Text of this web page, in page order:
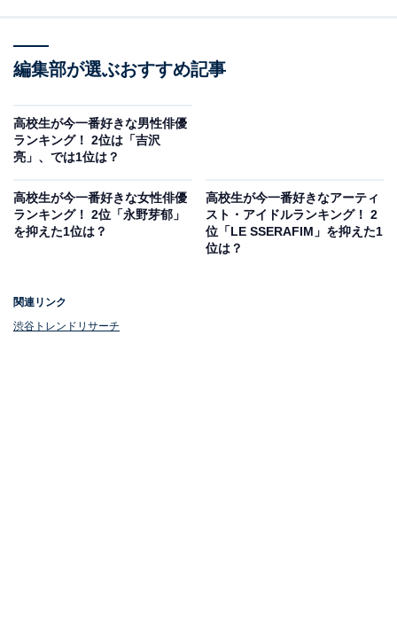
どたんじろう）役をはじめ、『東京喰種』シリーズの金
のサメの魔人役、『四月は君の嘘』の有馬公生役など、
数多くの人気アニメやゲーム作品に出演しています。演
多くの人が魅了されています。
編集部が選ぶおすすめ記事
高校生が今一番好きな男性俳優
ランキング！ 2位は「吉沢
亮」、では1位は？
高校生が今一番好きな女性俳優
ランキング！ 2位「永野芽郁」
を抑えた1位は？
高校生が今一番好きなアーティ
スト・アイドルランキング！ 2
位「LE SSERAFIM」を抑えた1
位は？
関連リンク
渋谷トレンドリサーチ